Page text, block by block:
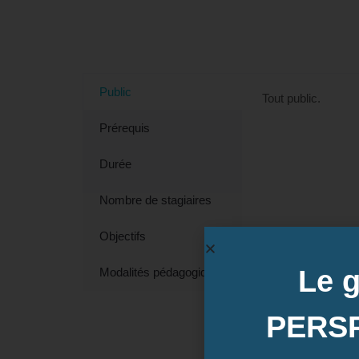
Public
Prérequis
Durée
Nombre de stagiaires
Objectifs
Modalités pédagogiques
Tout public.
Le